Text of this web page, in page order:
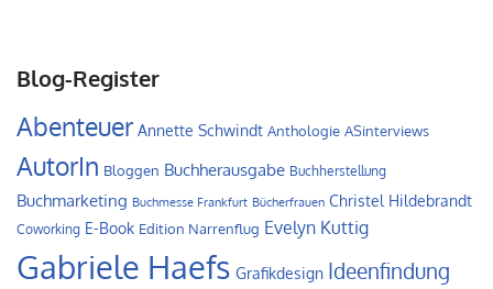
Blog-Register
Abenteuer Annette Schwindt Anthologie ASinterviews
AutorIn Bloggen Buchherausgabe Buchherstellung
Buchmarketing Buchmesse Frankfurt Bücherfrauen Christel Hildebrandt
Coworking E-Book Edition Narrenflug Evelyn Kuttig
Gabriele Haefs Grafikdesign Ideenfindung